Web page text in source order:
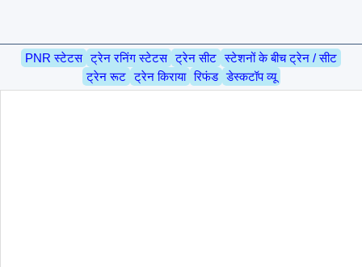
PNR स्टेटस ट्रेन रनिंग स्टेटस ट्रेन सीट स्टेशनों के बीच ट्रेन / सीट
ट्रेन रूट ट्रेन किराया रिफंड डेस्कटॉप व्यू